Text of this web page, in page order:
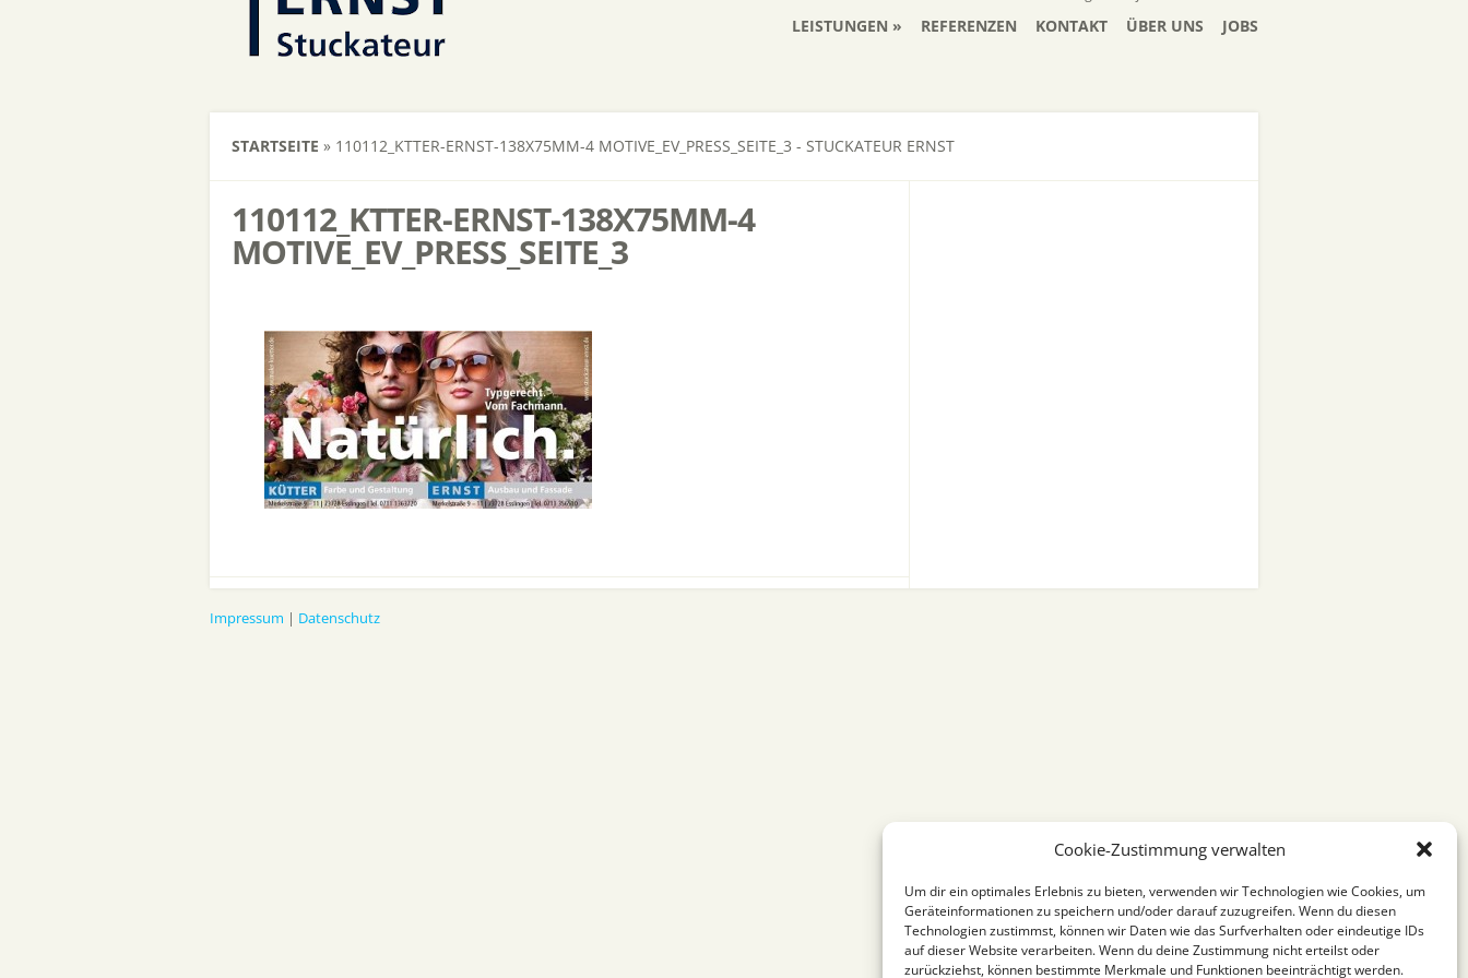
Cookie-Zustimmung verwalten
Um dir ein optimales Erlebnis zu bieten, verwenden wir Technologien wie Cookies, um
Geräteinformationen zu speichern und/oder darauf zuzugreifen. Wenn du diesen
Technologien zustimmst, können wir Daten wie das Surfverhalten oder eindeutige IDs
auf dieser Website verarbeiten. Wenn du deine Zustimmung nicht erteilst oder
zurückziehst, können bestimmte Merkmale und Funktionen beeinträchtigt werden.
LEISTUNGEN REFERENZEN KONTAKT ÜBER UNS JOBS
STARTSEITE » 110112_KTTER-ERNST-138X75MM-4 MOTIVE_EV_PRESS_SEITE_3 - STUCKATEUR ERNST
110112_KTTER-ERNST-138X75MM-4
MOTIVE_EV_PRESS_SEITE_3
Impressum | Datenschutz